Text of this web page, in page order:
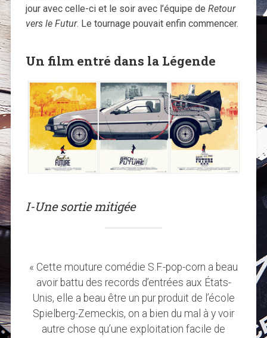
jour avec celle-ci et le soir avec l’équipe de Retour
vers le Futur. Le tournage pouvait enfin commencer.
Un film entré dans la Légende
I-Une sortie mitigée
« Cette mouture comédie S.F.-pop-corn a beau
avoir battu des records d’entrées aux États-
Unis, elle a beau être un pur produit de l’école
Spielberg-Zemeckis, on a bien du mal à y voir
autre chose qu’une exploitation facile de